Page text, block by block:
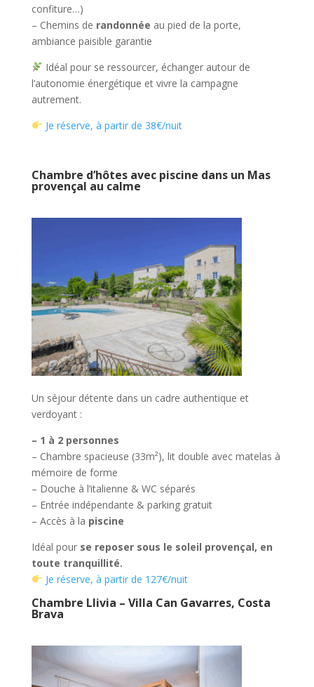
confiture…)
– Chemins de randonnée au pied de la porte,
ambiance paisible garantie
Idéal pour se ressourcer, échanger autour de
l’autonomie énergétique et vivre la campagne
autrement.
Je réserve, à partir de 38€/nuit
Chambre d’hôtes avec piscine dans un Mas
provençal au calme
Un séjour détente dans un cadre authentique et
verdoyant :
– 1 à 2 personnes
– Chambre spacieuse (33m²), lit double avec matelas à
mémoire de forme
– Douche à l’italienne & WC séparés
– Entrée indépendante & parking gratuit
– Accès à la piscine
Idéal pour se reposer sous le soleil provençal, en
toute tranquillité.
Je réserve, à partir de 127€/nuit
Chambre Llivia – Villa Can Gavarres, Costa
Brava